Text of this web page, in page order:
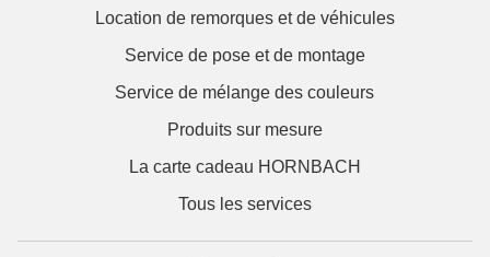
Location de remorques et de véhicules
Service de pose et de montage
Service de mélange des couleurs
Produits sur mesure
La carte cadeau HORNBACH
Tous les services